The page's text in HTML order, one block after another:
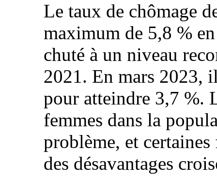
Le taux de chômage
maximum de 5,8 %
chuté à un niveau
2021. En mars 2023,
pour atteindre 3,7 %.
femmes dans la
problème, et
des désavantages